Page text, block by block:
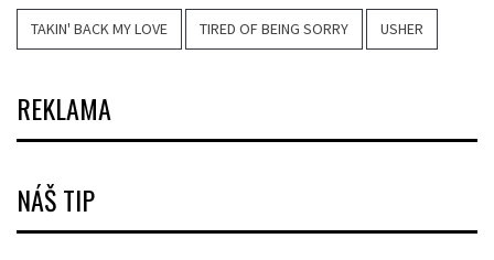
TAKIN' BACK MY LOVE TIRED OF BEING SORRY USHER
REKLAMA
NÁŠ TIP